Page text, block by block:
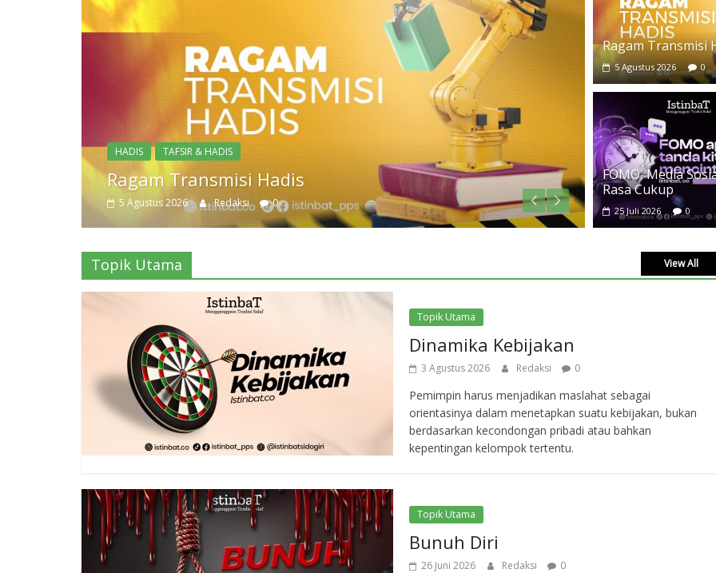
Topik Utama
Dinamika Kebijakan
3 Agustus 2026 Redaksi 0
Ragam Transmisi
5 Agustus 2026 0
FOMO, Media
Rasa Cukup
25 Juli 2026 0
Topik Utama View All
Topik Utama
Dinamika Kebijakan
3 Agustus 2026 Redaksi 0
Pemimpin harus menjadikan maslahat sebagai
orientasinya dalam menetapkan suatu kebijakan, bukan
berdasarkan kecondongan pribadi atau bahkan
kepentingan kelompok tertentu.
Topik Utama
Bunuh Diri
26 Juni 2026 Redaksi 0